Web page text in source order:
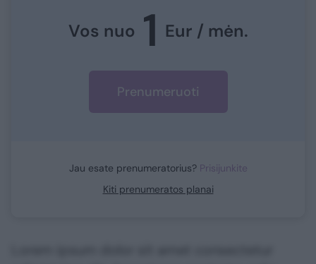
Vos nuo 1 Eur / mėn.
Prenumeruoti
Jau esate prenumeratorius? Prisijunkite
Kiti prenumeratos planai